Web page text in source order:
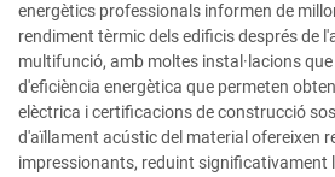
energètics professionals informen de
rendiment tèrmic dels edificis després de
multifunció, amb moltes instal·lacions
d'eficiència energètica que permeten
elèctrica i certificacions de construcció
d'aïllament acústic del material ofereixen
impressionants, reduint significativament